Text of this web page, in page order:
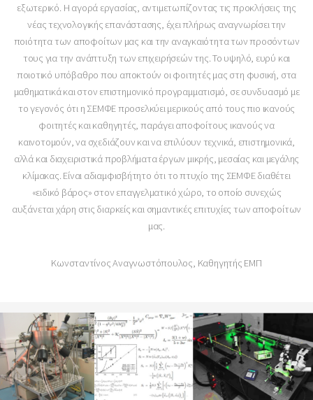
εξωτερικό. Η αγορά εργασίας, αντιμετωπίζοντας τις προκλήσεις της
νέας τεχνολογικής επανάστασης, έχει πλήρως αναγνωρίσει την
ποιότητα των αποφοίτων μας και την αναγκαιότητα των προσόντων
τους για την ανάπτυξη των επιχειρήσεών της. Το υψηλό, ευρύ και
ποιοτικό υπόβαθρο που αποκτούν οι φοιτητές μας στη φυσική, στα
μαθηματικά και στον επιστημονικό προγραμματισμό, σε συνδυασμό με
το γεγονός ότι η ΣΕΜΦΕ προσελκύει μερικούς από τους πιο ικανούς
φοιτητές και καθηγητές, παράγει αποφοίτους ικανούς να
καινοτομούν, να σχεδιάζουν και να επιλύουν τεχνικά, επιστημονικά,
αλλά και διαχειριστικά προβλήματα έργων μικρής, μεσαίας και μεγάλης
κλίμακας. Είναι αδιαμφισβήτητο ότι το πτυχίο της ΣΕΜΦΕ διαθέτει
«ειδικό βάρος» στον επαγγελματικό χώρο, το οποίο συνεχώς
αυξάνεται χάρη στις διαρκείς και σημαντικές επιτυχίες των αποφοίτων
μας.
Κωνσταντίνος Αναγνωστόπουλος, Καθηγητής ΕΜΠ